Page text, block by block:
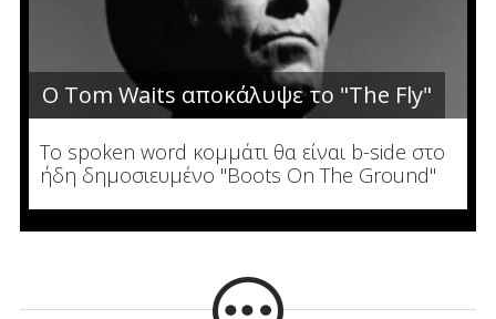
Ο Tom Waits αποκάλυψε το "The Fly"
To spoken word κομμάτι θα είναι b-side στο
ήδη δημοσιευμένο "Boots On The Ground"